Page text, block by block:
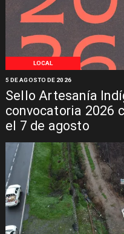
LOCAL
Sello Artesanía
convocatoria 2026
el 7 de agosto
5 DE AGOSTO DE 2026